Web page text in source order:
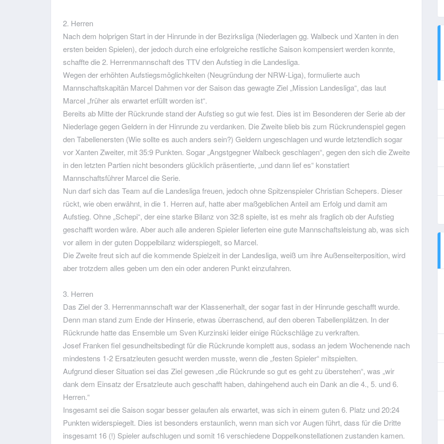
2. Herren
Nach dem holprigen Start in der Hinrunde in der Bezirksliga (Niederlagen gg. Walbeck und Xanten in den
ersten beiden Spielen), der jedoch durch eine erfolgreiche restliche Saison kompensiert werden konnte,
schaffte die 2. Herrenmannschaft des TTV den Aufstieg in die Landesliga.
Wegen der erhöhten Aufstiegsmöglichkeiten (Neugründung der NRW-Liga), formulierte auch
Mannschaftskapitän Marcel Dahmen vor der Saison das gewagte Ziel „Mission Landesliga“, das laut
Marcel „früher als erwartet erfüllt worden ist“.
Bereits ab Mitte der Rückrunde stand der Aufstieg so gut wie fest. Dies ist im Besonderen der Serie ab der
Niederlage gegen Geldern in der Hinrunde zu verdanken. Die Zweite blieb bis zum Rückrundenspiel gegen
den Tabellenersten (Wie sollte es auch anders sein?) Geldern ungeschlagen und wurde letztendlich sogar
vor Xanten Zweiter, mit 35:9 Punkten. Sogar „Angstgegner Walbeck geschlagen“, gegen den sich die Zweite
in den letzten Partien nicht besonders glücklich präsentierte, „und dann lief es“ konstatiert
Mannschaftsführer Marcel die Serie.
Nun darf sich das Team auf die Landesliga freuen, jedoch ohne Spitzenspieler Christian Schepers. Dieser
rückt, wie oben erwähnt, in die 1. Herren auf, hatte aber maßgeblichen Anteil am Erfolg und damit am
Aufstieg. Ohne „Schepi“, der eine starke Bilanz von 32:8 spielte, ist es mehr als fraglich ob der Aufstieg
geschafft worden wäre. Aber auch alle anderen Spieler lieferten eine gute Mannschaftsleistung ab, was sich
vor allem in der guten Doppelbilanz widerspiegelt, so Marcel.
Die Zweite freut sich auf die kommende Spielzeit in der Landesliga, weiß um ihre Außenseiterposition, wird
aber trotzdem alles geben um den ein oder anderen Punkt einzufahren.
3. Herren
Das Ziel der 3. Herrenmannschaft war der Klassenerhalt, der sogar fast in der Hinrunde geschafft wurde.
Denn man stand zum Ende der Hinserie, etwas überraschend, auf den oberen Tabellenplätzen. In der
Rückrunde hatte das Ensemble um Sven Kurzinski leider einige Rückschläge zu verkraften.
Josef Franken fiel gesundheitsbedingt für die Rückrunde komplett aus, sodass an jedem Wochenende nach
mindestens 1-2 Ersatzleuten gesucht werden musste, wenn die „festen Spieler“ mitspielten.
Aufgrund dieser Situation sei das Ziel gewesen „die Rückrunde so gut es geht zu überstehen“, was „wir
dank dem Einsatz der Ersatzleute auch geschafft haben, dahingehend auch ein Dank an die 4., 5. und 6.
Herren.“
Insgesamt sei die Saison sogar besser gelaufen als erwartet, was sich in einem guten 6. Platz und 20:24
Punkten widerspiegelt. Dies ist besonders erstaunlich, wenn man sich vor Augen führt, dass für die Dritte
insgesamt 16 (!) Spieler aufschlugen und somit 16 verschiedene Doppelkonstellationen zustanden kamen.